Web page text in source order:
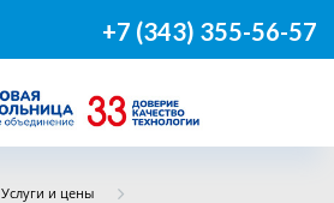
+7 (343) 355-56-57
Услуги и цены